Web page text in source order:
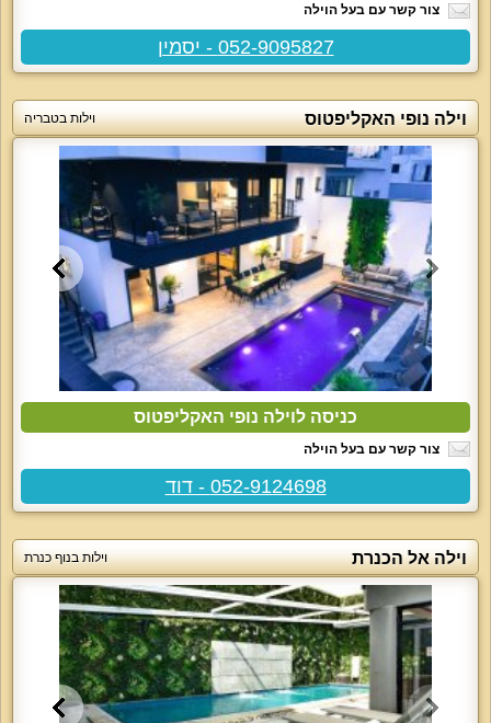
צור קשר עם בעל הוילה
052-9095827 - יסמין
וילה נופי האקליפטוס וילות בטבריה
כניסה לוילה נופי האקליפטוס
צור קשר עם בעל הוילה
052-9124698 - דוד
וילה אל הכנרת וילות בנוף כנרת